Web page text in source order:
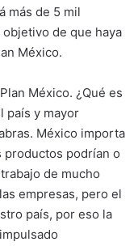
más de 5 mil
de que haya
México.
México. ¿Qué es
país y mayor
México importa
productos podrían o
de mucho
empresas, pero el
país, por eso la